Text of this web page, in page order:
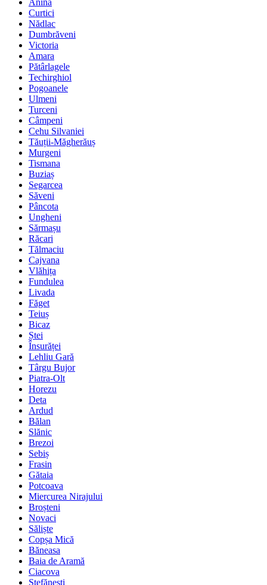
Anina
Curtici
Nădlac
Dumbrăveni
Victoria
Amara
Pătârlagele
Techirghiol
Pogoanele
Ulmeni
Turceni
Câmpeni
Cehu Silvaniei
Tăuții-Măgherăuș
Murgeni
Tismana
Buziaș
Segarcea
Săveni
Pâncota
Ungheni
Sărmașu
Răcari
Tălmaciu
Cajvana
Vlăhița
Fundulea
Livada
Făget
Teiuș
Bicaz
Ștei
Însurăței
Lehliu Gară
Târgu Bujor
Piatra-Olt
Horezu
Deta
Ardud
Bălan
Slănic
Brezoi
Sebiș
Frasin
Gătaia
Potcoava
Miercurea Nirajului
Broșteni
Novaci
Săliște
Copșa Mică
Băneasa
Baia de Aramă
Ciacova
Ștefănești